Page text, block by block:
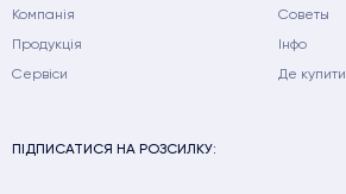
Компанія
Продукція
Сервіси
Советы
Інфо
Де купити
ПІДПИСАТИСЯ НА РОЗСИЛКУ: